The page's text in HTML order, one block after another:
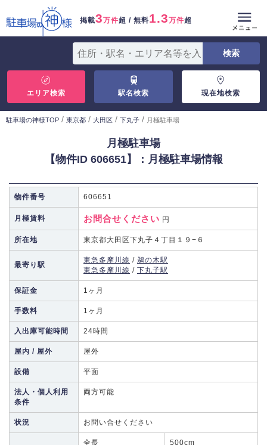
掲載3万件超 / 無料1.3万件超
エリア検索 駅名検索 現在地検索
駐車場の神様TOP / 東京都 / 大田区 / 下丸子 / 月極駐車場
月極駐車場
【物件ID 606651】：月極駐車場情報
物件番号 606651
月極賃料 お問合せください 円
所在地 東京都大田区下丸子４丁目１９−６
最寄り駅
東急多摩川線 / 鵜の木駅
東急多摩川線 / 下丸子駅
保証金 1ヶ月
手数料 1ヶ月
入出庫可能時間 24時間
屋内 / 屋外 屋外
設備 平面
法人・個人利用
条件
両方可能
状況 お問い合せください
全長 500cm